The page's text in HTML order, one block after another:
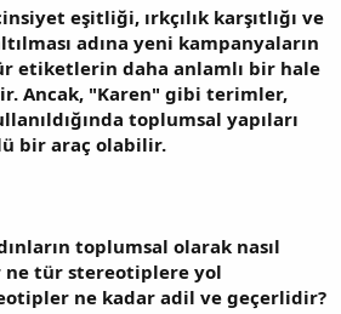
eşitliği, ırkçılık karşıtlığı ve
adına yeni kampanyaların
etiketlerin daha anlamlı bir hale
Ancak, "Karen" gibi terimler,
toplumsal yapıları
bir araç olabilir.
toplumsal olarak nasıl
ne tür stereotiplere yol
ne kadar adil ve geçerlidir?